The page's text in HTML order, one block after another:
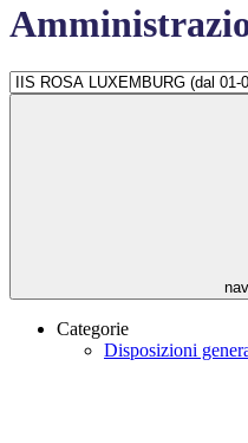
Categorie
Disposizioni